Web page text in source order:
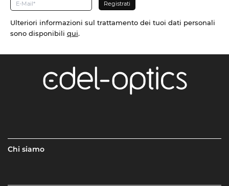
Ulteriori informazioni sul trattamento dei tuoi dati personali
sono disponibili qui.
Chi siamo